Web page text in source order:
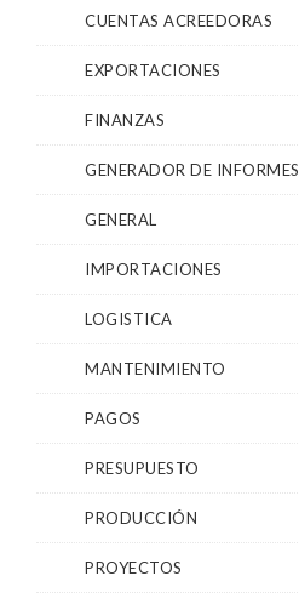
CUENTAS ACREEDORAS
EXPORTACIONES
FINANZAS
GENERADOR DE INFORMES
GENERAL
IMPORTACIONES
LOGISTICA
MANTENIMIENTO
PAGOS
PRESUPUESTO
PRODUCCIÓN
PROYECTOS